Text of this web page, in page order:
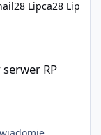
28 Lipca28 Lip
RP